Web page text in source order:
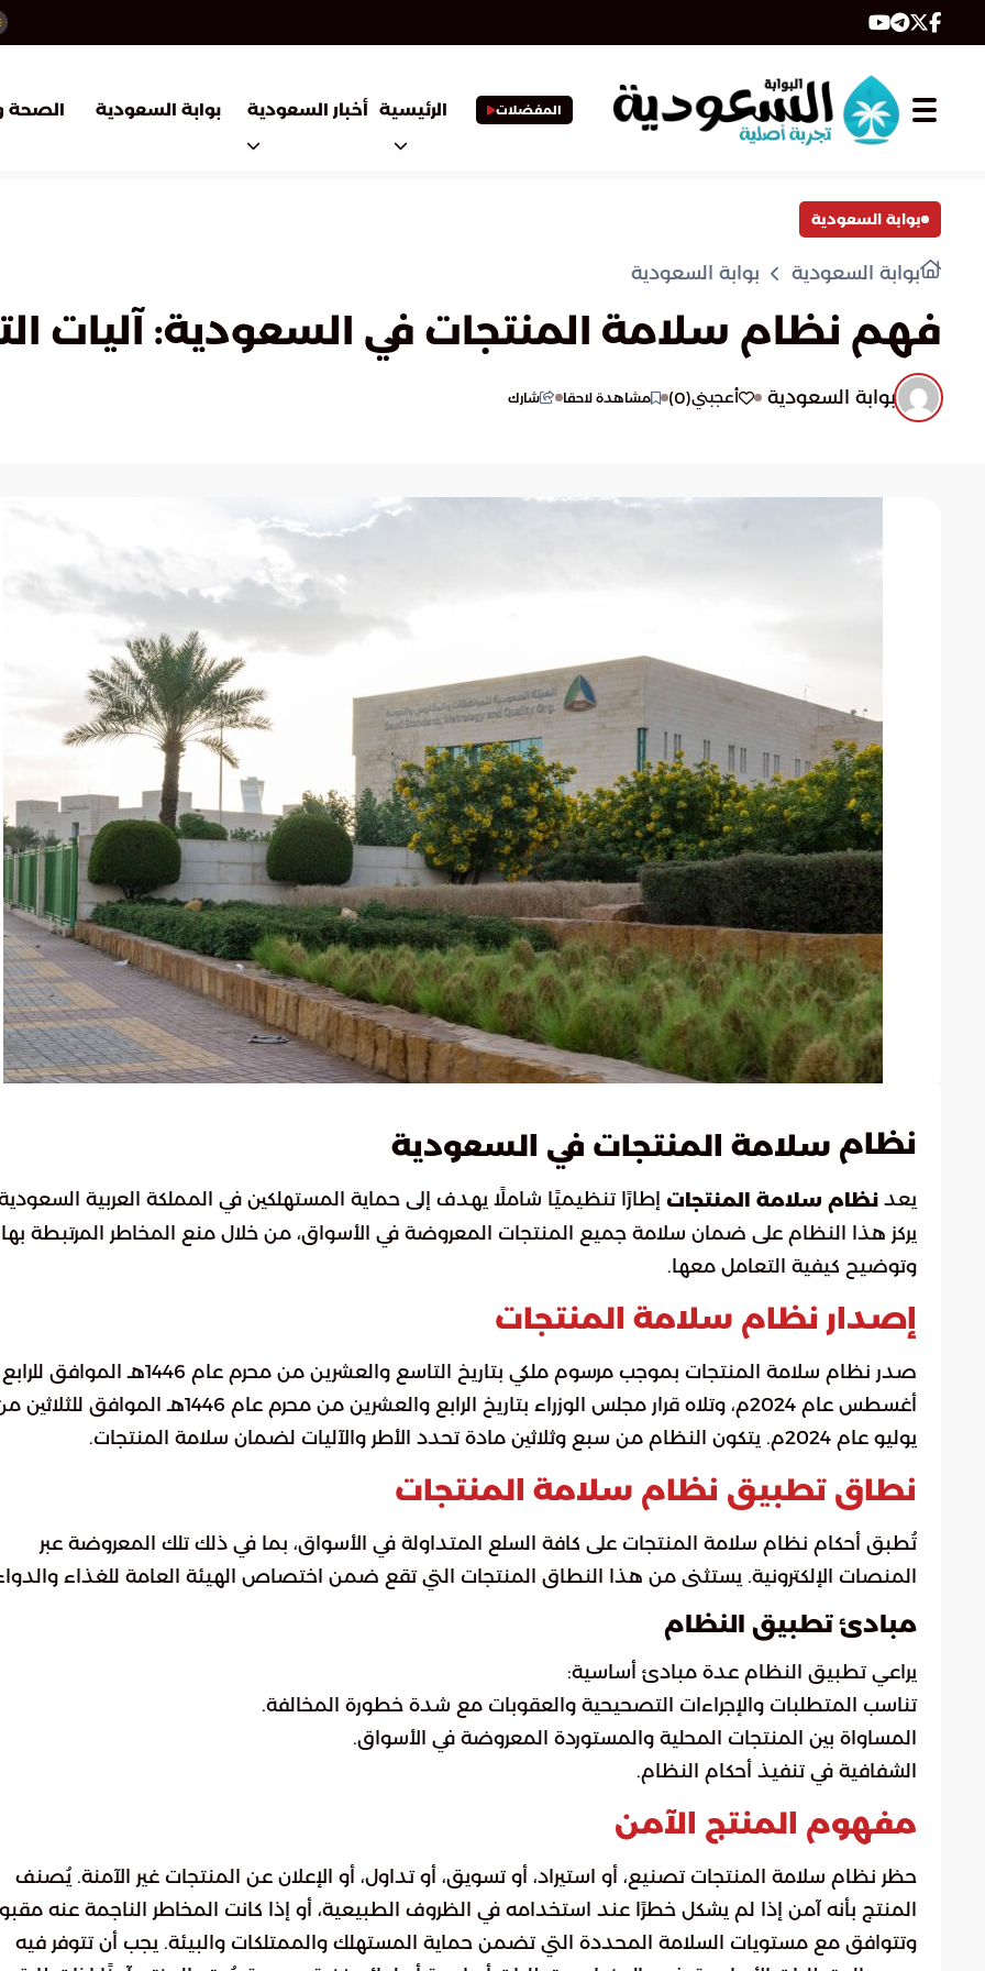
المفضلات الرئيسية أخبار السعودية بوابة السعودية الصحة
بوابة السعودية
بوابة السعودية بوابة السعودية
فهم نظام سلامة المنتجات في السعودية: آليات
بوابة السعودية أعجبني(
0
) مشاهدة لاحقا شارك
نظام سلامة المنتجات في السعودية
يعد نظام سلامة المنتجات إطارًا تنظيميًا شاملًا يهدف إلى حماية المستهلكين في المملكة العربية
يركز هذا النظام على ضمان سلامة جميع المنتجات المعروضة في الأسواق، من خلال منع المخاطر المرتبطة بها
وتوضيح كيفية التعامل معها.
إصدار نظام سلامة المنتجات
صدر نظام سلامة المنتجات بموجب مرسوم ملكي بتاريخ التاسع والعشرين من محرم عام
أغسطس عام 2024م، وتلاه قرار مجلس الوزراء بتاريخ الرابع والعشرين من محرم عام 1446هـ الموافق
يوليو عام 2024م. يتكون النظام من سبع وثلاثين مادة تحدد الأطر والآليات لضمان سلامة المنتجات.
نطاق تطبيق نظام سلامة المنتجات
تُطبق أحكام نظام سلامة المنتجات على كافة السلع المتداولة في الأسواق، بما في ذلك تلك المعروضة عبر
المنصات الإلكترونية. يستثنى من هذا النطاق المنتجات التي تقع ضمن اختصاص الهيئة العامة للغذاء
مبادئ تطبيق النظام
يراعي تطبيق النظام عدة مبادئ أساسية:
تناسب المتطلبات والإجراءات التصحيحية والعقوبات مع شدة خطورة المخالفة.
المساواة بين المنتجات المحلية والمستوردة المعروضة في الأسواق.
الشفافية في تنفيذ أحكام النظام.
مفهوم المنتج الآمن
حظر نظام سلامة المنتجات تصنيع، أو استيراد، أو تسويق، أو تداول، أو الإعلان عن المنتجات غير الآمنة. يُصنف
المنتج بأنه آمن إذا لم يشكل خطرًا عند استخدامه في الظروف الطبيعية، أو إذا كانت المخاطر الناجمة عنه
وتتوافق مع مستويات السلامة المحددة التي تضمن حماية المستهلك والممتلكات والبيئة. يجب أن تتوفر فيه